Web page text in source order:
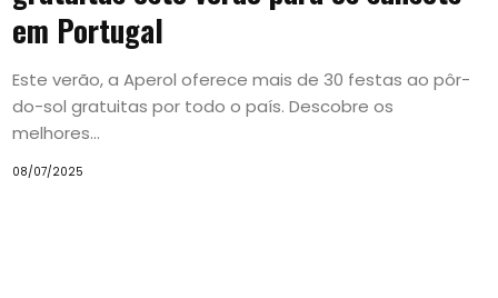
em Portugal
Este verão, a Aperol oferece mais de 30 festas ao pôr-
do-sol gratuitas por todo o país. Descobre os
melhores...
08/07/2025